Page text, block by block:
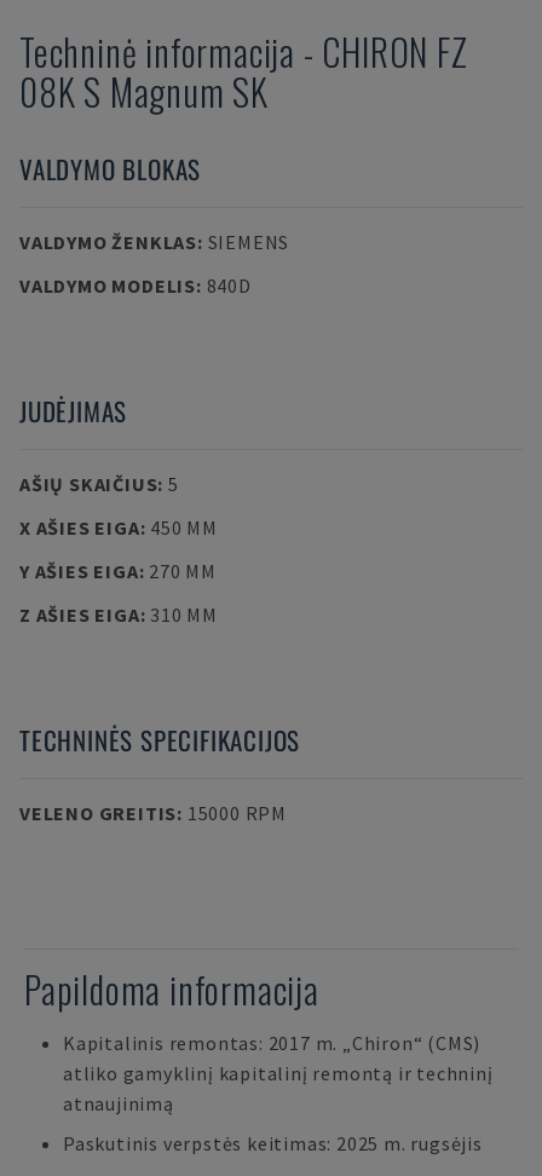
Techninė informacija - CHIRON FZ
08K S Magnum SK
VALDYMO BLOKAS
VALDYMO ŽENKLAS: SIEMENS
VALDYMO MODELIS: 840D
JUDĖJIMAS
AŠIŲ SKAIČIUS: 5
X AŠIES EIGA: 450 MM
Y AŠIES EIGA: 270 MM
Z AŠIES EIGA: 310 MM
TECHNINĖS SPECIFIKACIJOS
VELENO GREITIS: 15000 RPM
Papildoma informacija
Kapitalinis remontas: 2017 m. „Chiron“ (CMS)
atliko gamyklinį kapitalinį remontą ir techninį
atnaujinimą
Paskutinis verpstės keitimas: 2025 m. rugsėjis